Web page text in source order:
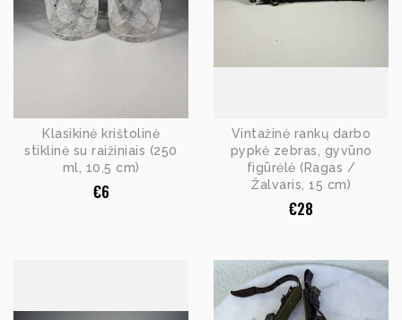
Klasikinė krištolinė
stiklinė su raižiniais (250
ml, 10,5 cm)
€6
Vintažinė rankų darbo
pypkė zebras, gyvūno
figūrėlė (Ragas /
Žalvaris, 15 cm)
€28